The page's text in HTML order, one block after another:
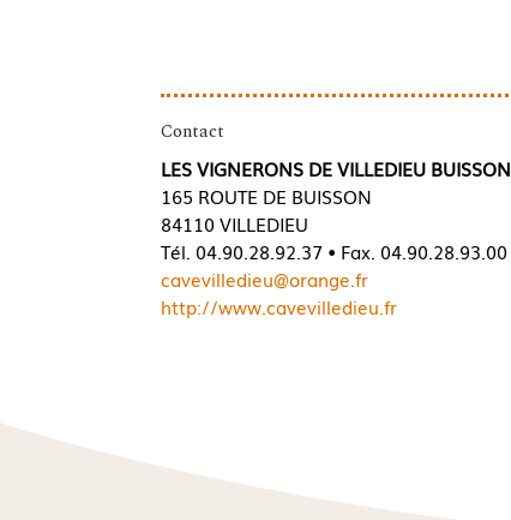
Contact
LES VIGNERONS DE VILLEDIEU BUISSON
165 ROUTE DE BUISSON
84110 VILLEDIEU
Tél. 04.90.28.92.37 • Fax. 04.90.28.93.00
cavevilledieu@orange.fr
http://www.cavevilledieu.fr